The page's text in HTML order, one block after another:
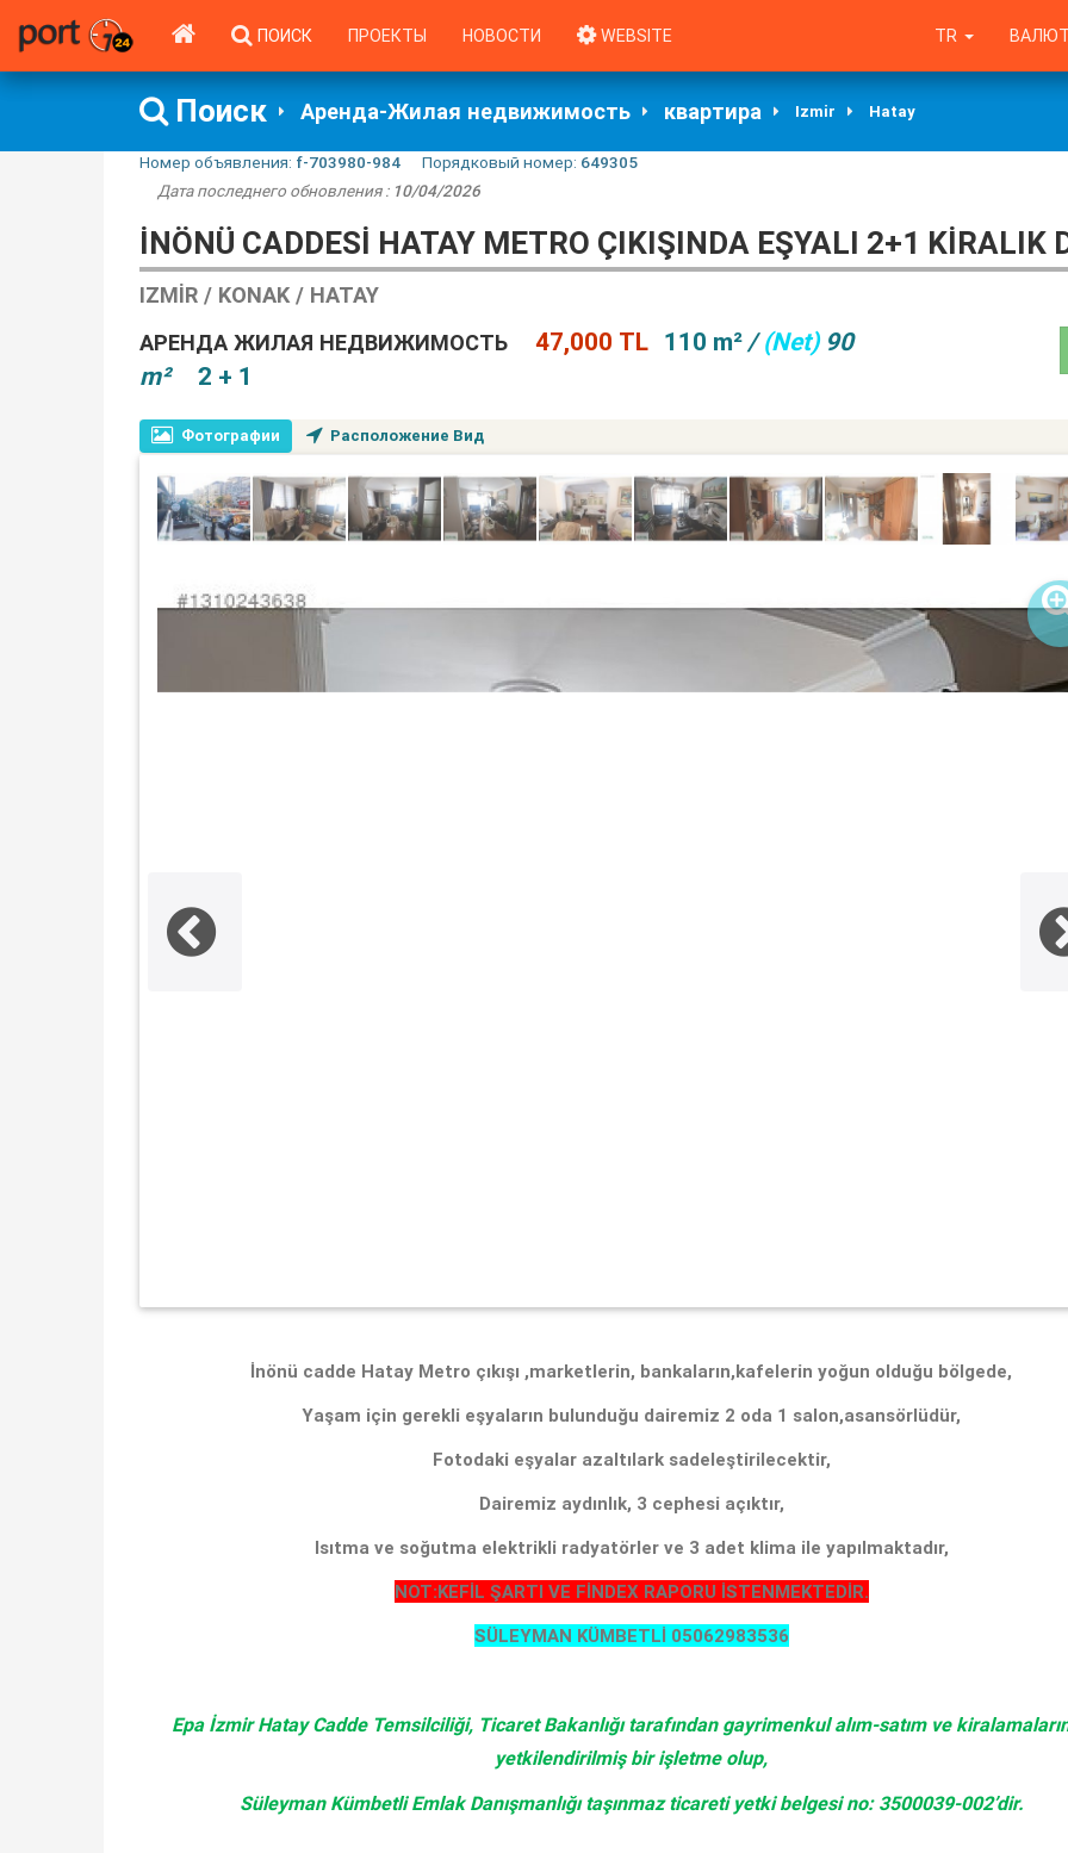
ПОИСК ПРОЕКТЫ НОВОСТИ WEBSITE TR
Поиск Аренда-Жилая недвижимость квартира Izmir Hatay
Номер объявления: f-703980-984 Порядковый номер: 649305
Дата последнего обновления : 10/04/2026
İNÖNÜ CADDESI HATAY METRO ÇIKIŞINDA EŞYALI 2+1 KIRALIK
IZMIR / KONAK / HATAY
АРЕНДА ЖИЛАЯ НЕДВИЖИМОСТЬ
47,000 TL 110 m²/(Net)90
m²
2 + 1
Фотографии Расположение Вид
İnönü cadde Hatay Metro çıkışı ,marketlerin, bankaların,kafelerin yoğun olduğu bölgede,
Yaşam için gerekli eşyaların bulunduğu dairemiz 2 oda 1 salon,asansörlüdür,
Fotodaki eşyalar azaltılark sadeleştirilecektir,
Dairemiz aydınlık, 3 cephesi açıktır,
Isıtma ve soğutma elektrikli radyatörler ve 3 adet klima ile yapılmaktadır,
NOT:KEFİL ŞARTI VE FİNDEX RAPORU İSTENMEKTEDİR.
SÜLEYMAN KÜMBETLİ 05062983536
Epa İzmir Hatay Cadde Temsilciliği, Ticaret Bakanlığı tarafından gayrimenkul alım-satım ve
yetkilendirilmiş bir işletme olup,
Süleyman Kümbetli Emlak Danışmanlığı taşınmaz ticareti yetki belgesi no: 3500039-002’dir.